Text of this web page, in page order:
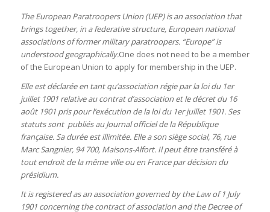
The European Paratroopers Union (UEP) is an association that
brings together, in a federative structure, European national
associations of former military paratroopers. “Europe” is
understood geographically.One does not need to be a member
of the European Union to apply for membership in the UEP.
Elle est déclarée en tant qu’association régie par la loi du 1er
juillet 1901 relative au contrat d’association et le décret du 16
août 1901 pris pour l’exécution de la loi du 1er juillet 1901. Ses
statuts sont publiés au Journal officiel de la République
française. Sa durée est illimitée. Elle a son siège social, 76, rue
Marc Sangnier, 94 700, Maisons-Alfort. Il peut être transféré à
tout endroit de la même ville ou en France par décision du
présidium.
It is registered as an association governed by the Law of 1 July
1901 concerning the contract of association and the Decree of